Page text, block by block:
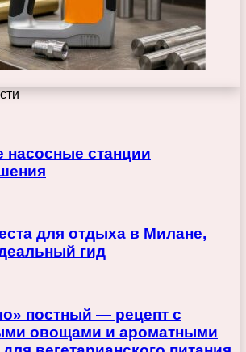
станции
для отдыха в Милане,
гид
постный — рецепт с
овощами и ароматными